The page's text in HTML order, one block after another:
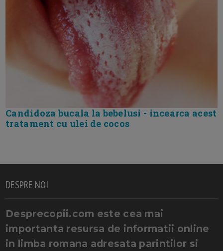
Candidoza bucala la bebelusi - incearca acest
tratament cu ulei de cocos
DESPRE NOI
Desprecopii.com este cea mai
importanta resursa de informatii online
in limba romana adresata parintilor si